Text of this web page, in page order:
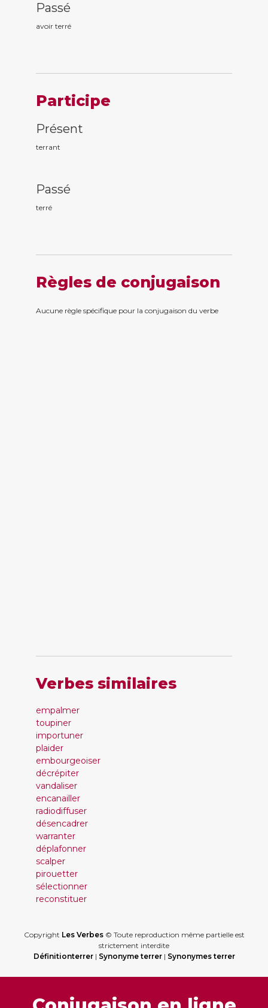
Passé
avoir terré
Participe
Présent
terrant
Passé
terré
Règles de conjugaison
Aucune règle spécifique pour la conjugaison du verbe
Verbes similaires
empalmer
toupiner
importuner
plaider
embourgeoiser
décrépiter
vandaliser
encanailler
radiodiffuser
désencadrer
warranter
déplafonner
scalper
pirouetter
sélectionner
reconstituer
Copyright Les Verbes© Toute reproduction même partielle est
strictement interdite
Définitionterrer| Synonyme terrer| Synonymes terrer